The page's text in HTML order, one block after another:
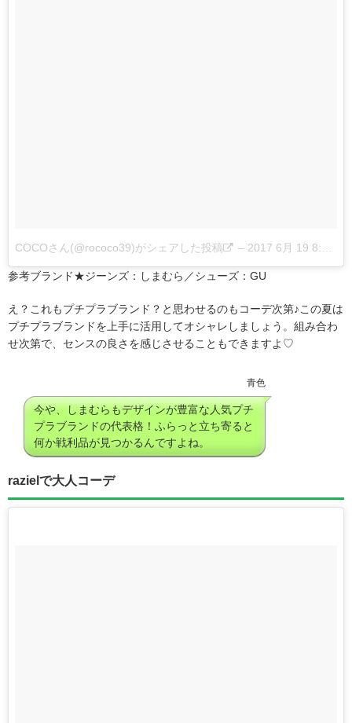
COCOさん(@rococo39)がシェアした投稿 – 2017 6月 19 8:15午前 PDT
参考ブランド★ジーンズ：しまむら／シューズ：GU
え？これもプチプラブランド？と思わせるのもコーデ次第♪この夏は
プチプラブランドを上手に活用してオシャレしましょう。組み合わ
せ次第で、センスの良さを感じさせることもできますよ♡
青色
今や、しまむらもデザインが豊富な人気プチ
プラブランドの代表格！ふらっと立ち寄ると
何か戦利品が見つかるんですよね。
razielで大人コーデ